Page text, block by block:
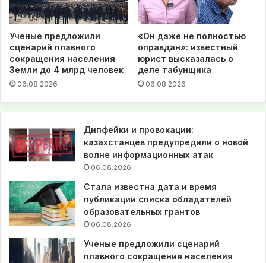
Ученые предложили
сценарий плавного
сокращения населения
Земли до 4 млрд человек
06.08.2026
«Он даже не полностью
оправдан»: известный
юрист высказалась о
деле табунщика
06.08.2026
Дипфейки и провокации:
казахстанцев предупредили о новой
волне информационных атак
06.08.2026
Стала известна дата и время
публикации списка обладателей
образовательных грантов
06.08.2026
Ученые предложили сценарий
плавного сокращения населения